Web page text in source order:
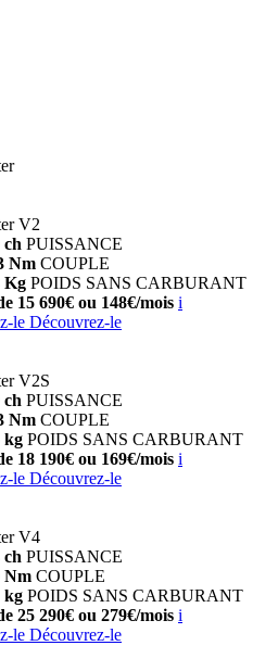
V2
ch PUISSANCE
Nm COUPLE
Kg POIDS SANS CARBURANT
15 690€ ou 148€/mois i
le Découvrez-le
V2S
ch PUISSANCE
Nm COUPLE
kg POIDS SANS CARBURANT
18 190€ ou 169€/mois i
le Découvrez-le
V4
ch PUISSANCE
Nm COUPLE
kg POIDS SANS CARBURANT
25 290€ ou 279€/mois i
le Découvrez-le